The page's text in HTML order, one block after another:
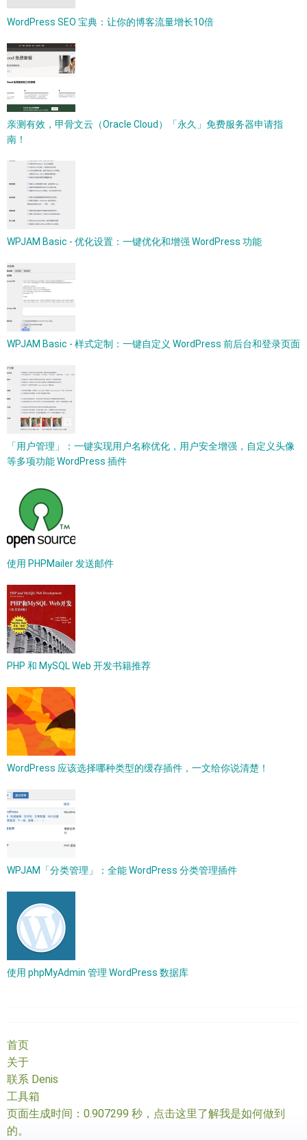
WordPress SEO 宝典：让你的博客流量增长10倍
亲测有效，甲骨文云（Oracle Cloud）「永久」免费服务器申请指
南！
WPJAM Basic - 优化设置：一键优化和增强 WordPress 功能
WPJAM Basic - 样式定制：一键自定义 WordPress 前后台和登录页面
「用户管理」：一键实现用户名称优化，用户安全增强，自定义头像
等多项功能 WordPress 插件
使用 PHPMailer 发送邮件
PHP 和 MySQL Web 开发书籍推荐
WordPress 应该选择哪种类型的缓存插件，一文给你说清楚！
WPJAM「分类管理」：全能 WordPress 分类管理插件
使用 phpMyAdmin 管理 WordPress 数据库
首页
关于
联系 Denis
工具箱
页面生成时间：0.907299 秒， 点击这里了解我是如何做到
的。